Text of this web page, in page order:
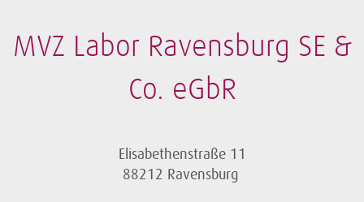
MVZ Labor Ravensburg SE &
Co. eGbR
Elisabethenstraße 11
88212 Ravensburg